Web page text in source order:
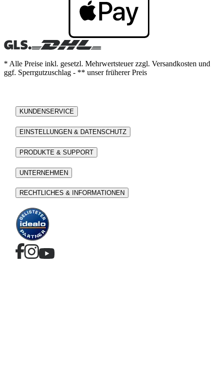
* Alle Preise inkl. gesetzl. Mehrwertsteuer zzgl. Versandkosten und
ggf. Sperrgutzuschlag - ** unser früherer Preis
KUNDENSERVICE
EINSTELLUNGEN & DATENSCHUTZ
PRODUKTE & SUPPORT
UNTERNEHMEN
RECHTLICHES & INFORMATIONEN